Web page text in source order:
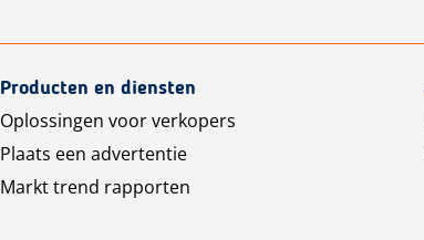
Producten en diensten
Oplossingen voor verkopers
Plaats een advertentie
Markt trend rapporten